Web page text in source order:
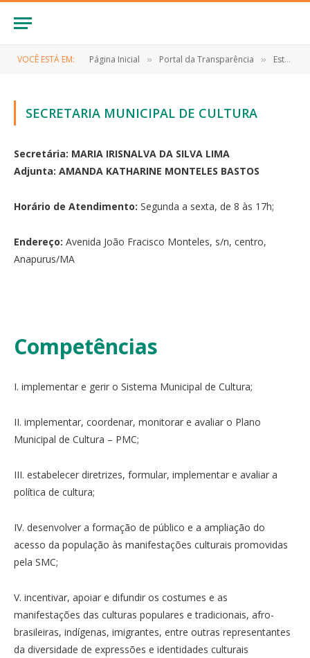
VOCÊ ESTÁ EM: Página Inicial » Portal da Transparência » Estrutura Organizacional
SECRETARIA MUNICIPAL DE CULTURA
Secretária: MARIA IRISNALVA DA SILVA LIMA
Adjunta: AMANDA KATHARINE MONTELES BASTOS
Horário de Atendimento: Segunda a sexta, de 8 às 17h;
Endereço: Avenida João Fracisco Monteles, s/n, centro,
Anapurus/MA
Competências
I. implementar e gerir o Sistema Municipal de Cultura;
II. implementar, coordenar, monitorar e avaliar o Plano
Municipal de Cultura – PMC;
III. estabelecer diretrizes, formular, implementar e avaliar a
política de cultura;
IV. desenvolver a formação de público e a ampliação do
acesso da população às manifestações culturais promovidas
pela SMC;
V. incentivar, apoiar e difundir os costumes e as
manifestações das culturas populares e tradicionais, afro-
brasileiras, indígenas, imigrantes, entre outras representantes
da diversidade de expressões e identidades culturais